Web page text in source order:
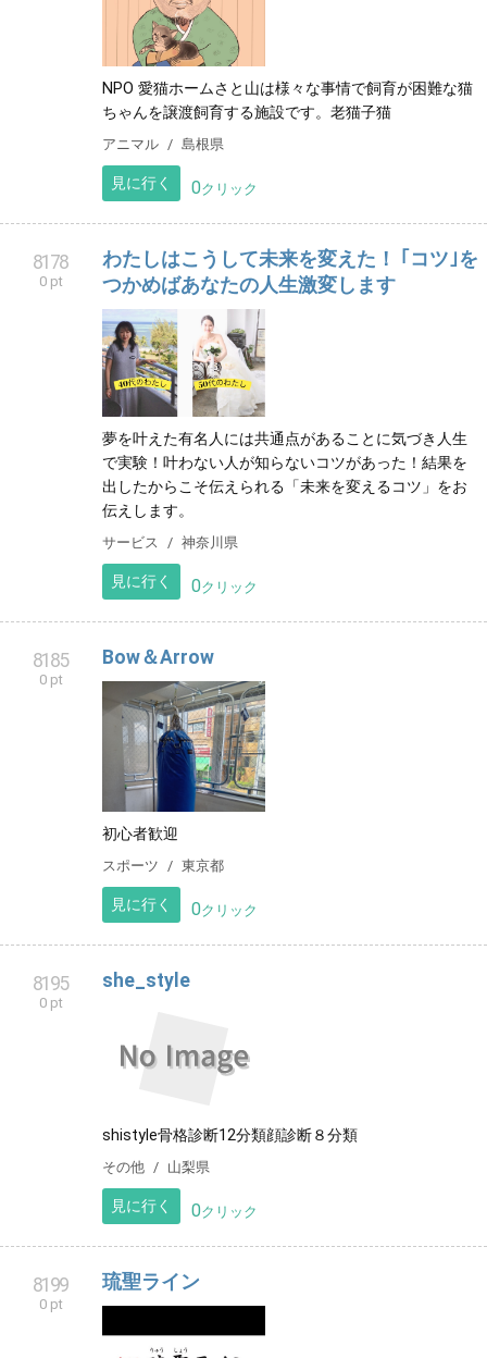
NPO 愛猫ホームさと山は様々な事情で飼育が困難な猫
ちゃんを譲渡飼育する施設です。老猫子猫
アニマル 島根県
見に行く 0クリック
8178
0 pt
わたしはこうして未来を変えた！ ｢コツ｣を
つかめばあなたの人生激変します
夢を叶えた有名人には共通点があることに気づき人生
で実験！叶わない人が知らないコツがあった！結果を
出したからこそ伝えられる「未来を変えるコツ」をお
伝えします。
サービス 神奈川県
見に行く 0クリック
8185
0 pt
Bow＆Arrow
初心者歓迎
スポーツ 東京都
見に行く 0クリック
8195
0 pt
she_style
shistyle骨格診断12分類顔診断８分類
その他 山梨県
見に行く 0クリック
8199
0 pt
琉聖ライン